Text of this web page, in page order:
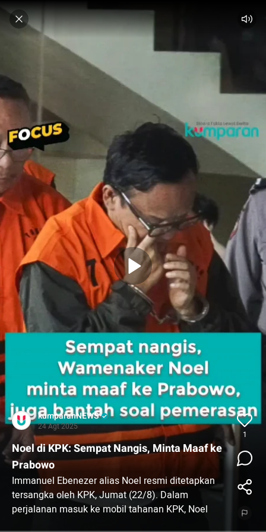
kumparanNEWS
24 Agt 2025
Noel di KPK: Sempat Nangis, Minta Maaf ke
Prabowo
Immanuel Ebenezer alias Noel resmi ditetapkan
tersangka oleh KPK, Jumat (22/8). Dalam
perjalanan masuk ke mobil tahanan KPK, Noel
1